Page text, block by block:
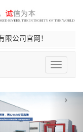
限公司官网！
切
换
›